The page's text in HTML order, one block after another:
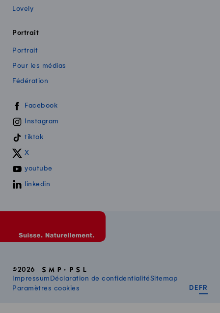
Lovely
Portrait
Portrait
Pour les médias
Fédération
Swissmilk sur les réseaux sociaux
Facebook
Instagram
tiktok
X
youtube
linkedin
©2026
Impressum Déclaration de confidentialitéSitemap
Paramètres cookies
DE FR